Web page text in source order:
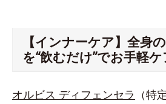
【インナーケア】全身
を“飲むだけ”でお手軽
オルビス ディフェンセラ （特